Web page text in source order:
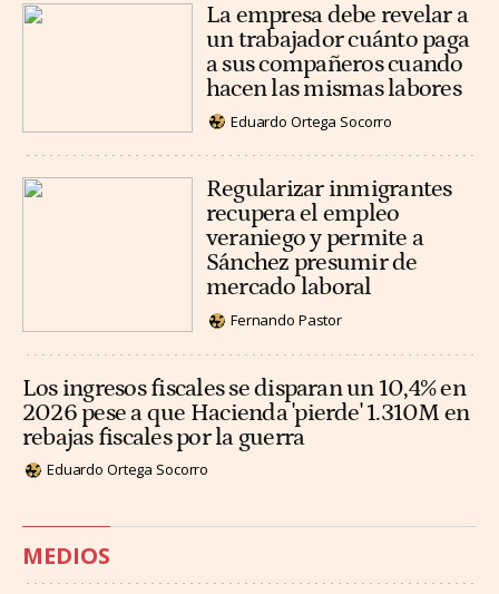
La empresa debe revelar a
un trabajador cuánto paga
a sus compañeros cuando
hacen las mismas labores
Eduardo Ortega Socorro
Regularizar inmigrantes
recupera el empleo
veraniego y permite a
Sánchez presumir de
mercado laboral
Fernando Pastor
Los ingresos fiscales se disparan un 10,4% en
2026 pese a que Hacienda 'pierde' 1.310M en
rebajas fiscales por la guerra
Eduardo Ortega Socorro
MEDIOS